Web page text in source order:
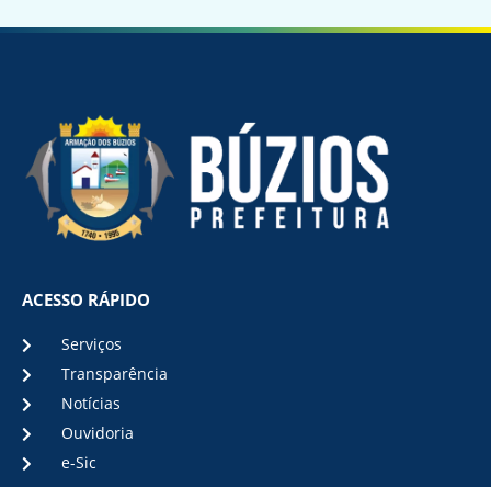
ACESSO RÁPIDO
Serviços
Transparência
Notícias
Ouvidoria
e-Sic